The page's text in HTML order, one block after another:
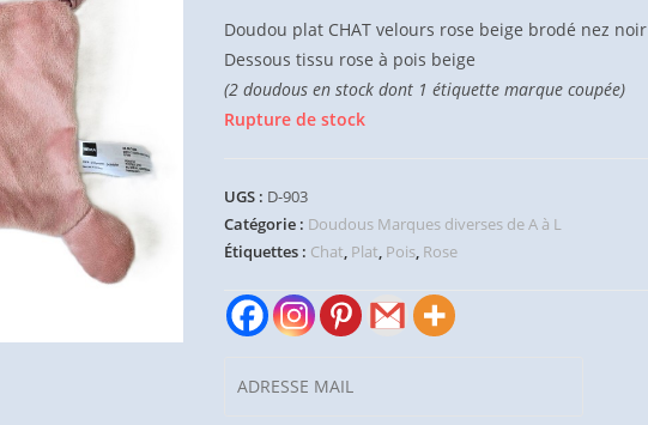
Doudou plat CHAT velours rose beige brodé nez noir
Dessous tissu rose à pois beige
(2 doudous en stock dont 1 étiquette marque coupée)
Rupture de stock
UGS : D-903
Catégorie : Doudous Marques diverses de A à L
Étiquettes : Chat, Plat, Pois, Rose